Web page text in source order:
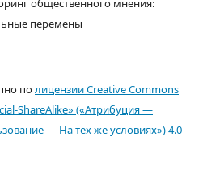
общественного мнения:
перемены
полицензии Creative Commons
ShareAlike» («Атрибуция —
— На тех же условиях») 4.0